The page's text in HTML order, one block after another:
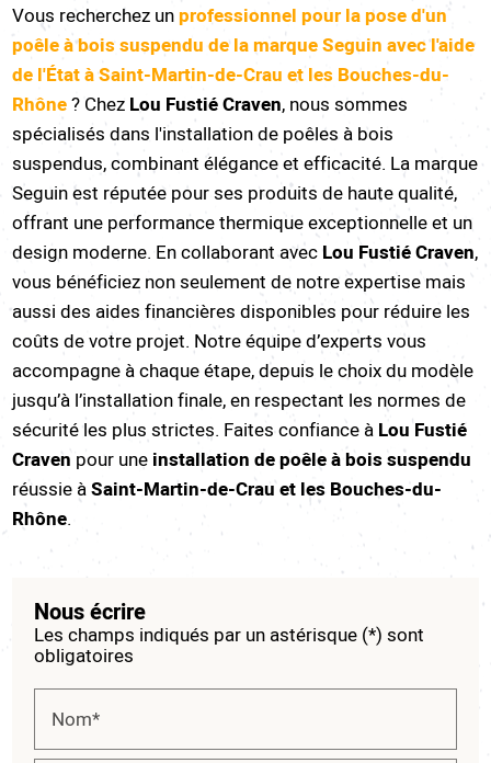
Vous recherchez unprofessionnel pour la pose d'un
poêle à bois suspendu de la marque Seguin avec l'aide
de l'État àSaint-Martin-de-Crau et les Bouches-du-
Rhône? Chez Lou Fustié Craven, nous sommes
spécialisés dans l'installation de poêles à bois
suspendus, combinant élégance et efficacité. La marque
Seguin est réputée pour ses produits de haute qualité,
offrant une performance thermique exceptionnelle et un
design moderne. En collaborant avec Lou Fustié Craven,
vous bénéficiez non seulement de notre expertise mais
aussi des aides financières disponibles pour réduire les
coûts de votre projet. Notre équipe d’experts vous
accompagne à chaque étape, depuis le choix du modèle
jusqu’à l’installation finale, en respectant les normes de
sécurité les plus strictes. Faites confiance à Lou Fustié
Craven pour une installation de poêle à bois suspendu
réussie àSaint-Martin-de-Crau et les Bouches-du-
Rhône.
Nous écrire
Les champs indiqués par un astérisque (*) sont
obligatoires
Nom*